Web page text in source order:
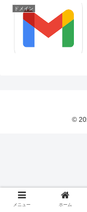
ドメイン
©
メニュー ホーム